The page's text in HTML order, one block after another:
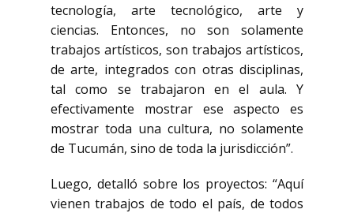
tecnología, arte tecnológico, arte y
ciencias. Entonces, no son solamente
trabajos artísticos, son trabajos artísticos,
de arte, integrados con otras disciplinas,
tal como se trabajaron en el aula. Y
efectivamente mostrar ese aspecto es
mostrar toda una cultura, no solamente
de Tucumán, sino de toda la jurisdicción”.
Luego, detalló sobre los proyectos: “Aquí
vienen trabajos de todo el país, de todos